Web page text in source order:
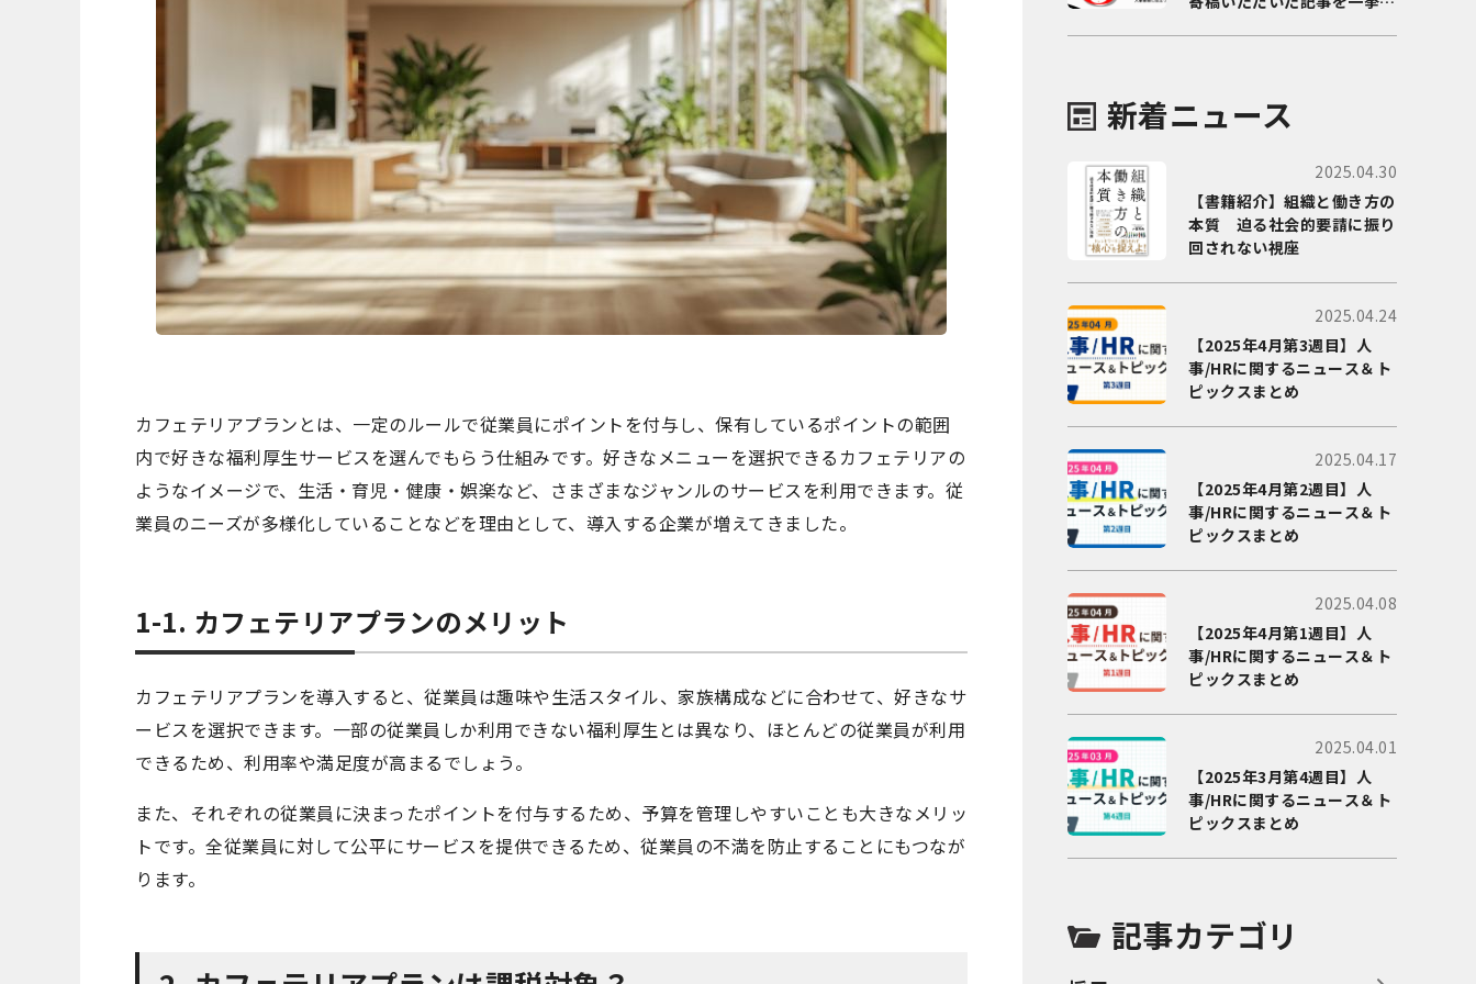
カフェテリアプランとは、一定のルールで従業員にポイントを付与し、保有しているポイントの範囲
内で好きな福利厚生サービスを選んでもらう仕組みです。好きなメニューを選択できるカフェテリアの
ようなイメージで、生活・育児・健康・娯楽など、さまざまなジャンルのサービスを利用できます。従
業員のニーズが多様化していることなどを理由として、導入する企業が増えてきました。
1-1. カフェテリアプランのメリット
カフェテリアプランを導入すると、従業員は趣味や生活スタイル、家族構成などに合わせて、好きなサ
ービスを選択できます。一部の従業員しか利用できない福利厚生とは異なり、ほとんどの従業員が利用
できるため、利用率や満足度が高まるでしょう。
また、それぞれの従業員に決まったポイントを付与するため、予算を管理しやすいことも大きなメリッ
トです。全従業員に対して公平にサービスを提供できるため、従業員の不満を防止することにもつなが
ります。
新着ニュース
2025.04.30
【書籍紹介】組織と働き方の
本質 迫る社会的要請に振り
回されない視座
2025.04.24
【2025年4月第3週目】人
事/HRに関するニュース＆ト
ピックスまとめ
2025.04.17
【2025年4月第2週目】人
事/HRに関するニュース＆ト
ピックスまとめ
2025.04.08
【2025年4月第1週目】人
事/HRに関するニュース＆ト
ピックスまとめ
2025.04.01
【2025年3月第4週目】人
事/HRに関するニュース＆ト
ピックスまとめ
記事カテゴリ